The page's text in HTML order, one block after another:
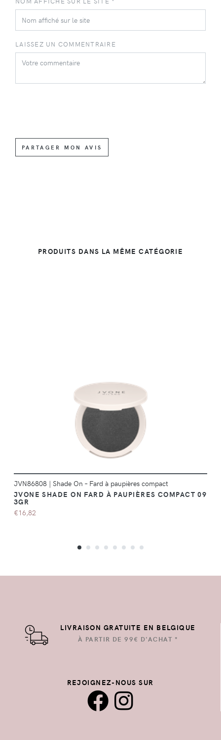
LAISSEZ UN COMMENTRAIRE
PARTAGER MON AVIS
PRODUITS DANS LA MÊME CATÉGORIE
JVN86808 | Shade On – Fard à paupières compact
JVONE SHADE ON FARD À PAUPIÈRES COMPACT 09
3GR
€16,82
LIVRAISON GRATUITE EN BELGIQUE
À PARTIR DE 99€ D'ACHAT *
REJOIGNEZ-NOUS SUR